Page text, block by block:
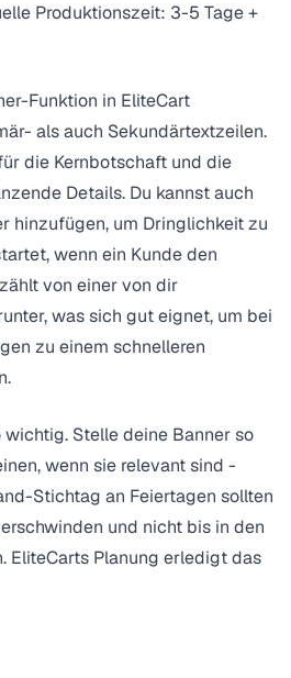
Produktionszeit: 3-5 Tage +
Funktion in EliteCart
als auch Sekundärtextzeilen.
die Kernbotschaft und die
Details. Du kannst auch
hinzufügen, um Dringlichkeit zu
wenn ein Kunde den
von einer von dir
was sich gut eignet, um bei
zu einem schnelleren
Stelle deine Banner so
wenn sie relevant sind -
Stichtag an Feiertagen sollten
und nicht bis in den
EliteCarts Planung erledigt das